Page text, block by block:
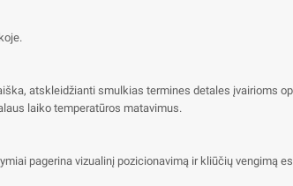
atskleidžianti smulkias termines detales įvairioms
laiko temperatūros matavimus.
pagerina vizualinį pozicionavimą ir kliūčių vengimą